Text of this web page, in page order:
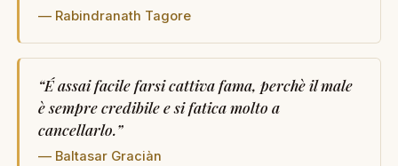
— Rabindranath Tagore
“É assai facile farsi cattiva fama, perchè il male
è sempre credibile e si fatica molto a
cancellarlo.”
— Baltasar Graciàn